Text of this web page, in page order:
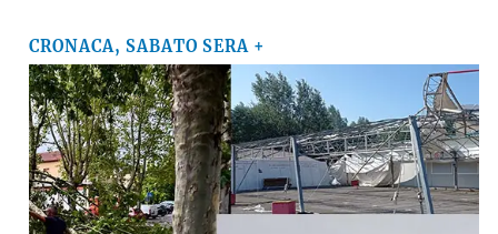
CRONACA, SABATO SERA +